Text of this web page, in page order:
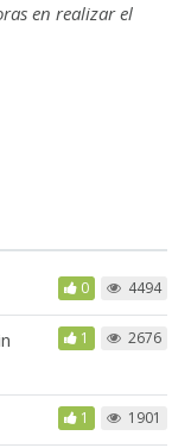
en realizar el
0 4494
1 2676
1 1901